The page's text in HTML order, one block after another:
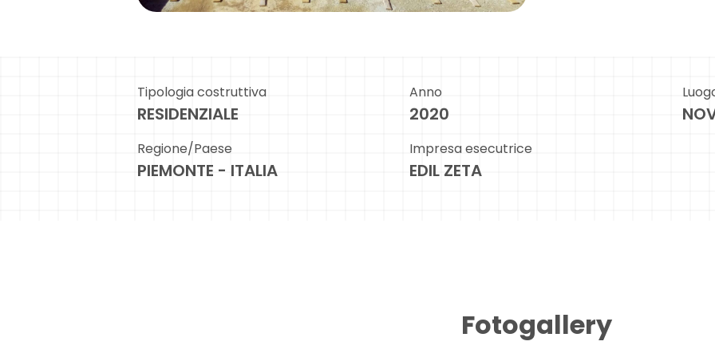
Tipologia costruttiva
RESIDENZIALE
Anno
2020
Regione/Paese
PIEMONTE - ITALIA
Impresa esecutrice
EDIL ZETA
Fotogallery